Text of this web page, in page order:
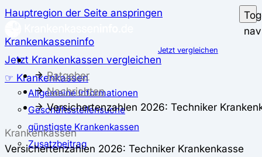
Hauptregion der Seite anspringen
Krankenkasseninfo
Jetzt Krankenkassen vergleichen
☞ Krankenkassen
Allgemeine Informationen
Geschäftsstellensuche
günstigste Krankenkassen
Zusatzbeitrag
Jetzt vergleichen
Ratgeber
Nachrichten
Versichertenzahlen 2026: Techniker
Krankenkassen
Versichertenzahlen 2026: Techniker Krankenkasse